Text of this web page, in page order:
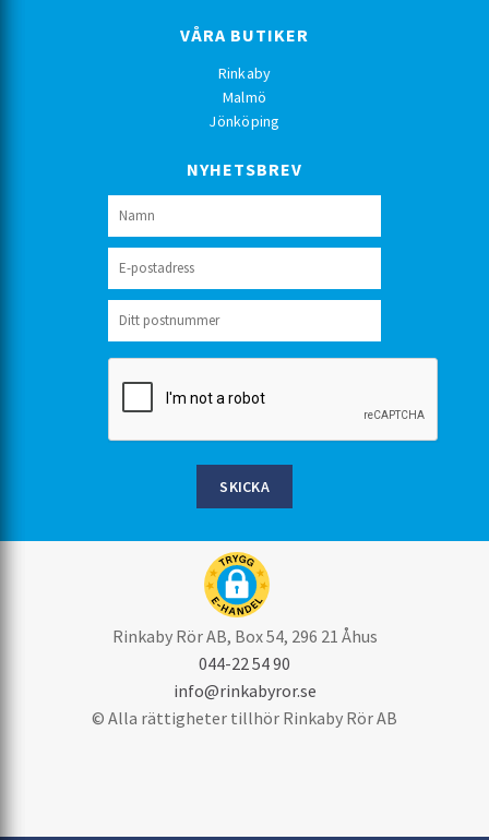
VÅRA BUTIKER
Rinkaby
Malmö
Jönköping
NYHETSBREV
SKICKA
Rinkaby Rör AB, Box 54, 296 21 Åhus
044-22 54 90
info@rinkabyror.se
© Alla rättigheter tillhör Rinkaby Rör AB